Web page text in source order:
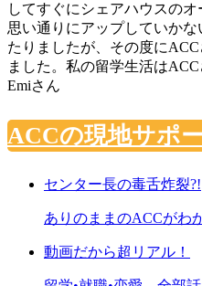
してすぐにシェアハウスの
思い通りにアップしていか
たりましたが、その度に
ました。私の留学生活は
Emiさん
ACCの現地サポ
センター長の毒舌炸裂?!
ありのままのACCがわ
動画だから超リアル！